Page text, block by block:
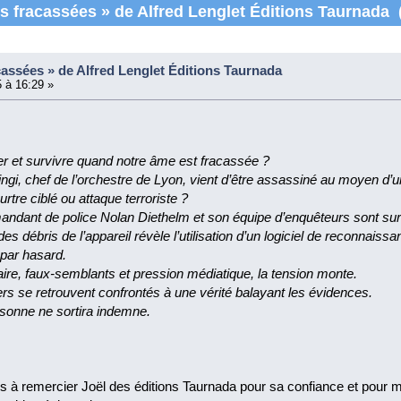
fracassées » de Alfred Lenglet Éditions Taurnada
» de Alfred Lenglet Éditions Taurnada
à 16:29 »
et survivre quand notre âme est fracassée ?
chef de l’orchestre de Lyon, vient d’être assassiné au moyen
ciblé ou attaque terroriste ?
de police Nolan Diethelm et son équipe d’enquêteurs sont
débris de l’appareil révèle l’utilisation d’un logiciel de
hasard.
faux-semblants et pression médiatique, la tension monte.
se retrouvent confrontés à une vérité balayant les évidences.
ne sortira indemne.
à remercier Joël des éditions Taurnada pour sa confiance et pour